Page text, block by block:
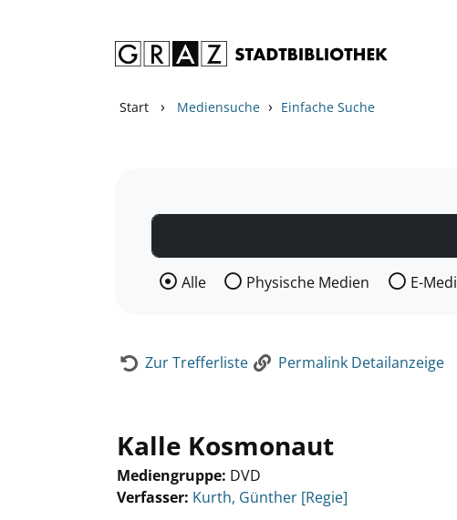
Start › Mediensuche › Einfache Suche
Wählen Sie die Medienart nach der Sie
Alle Physische Medien E-
Zur Trefferliste Permalink Detailanzeige
Kalle Kosmonaut
Mediengruppe: DVD
Verfasser: Suche nach diesem Verfasser
Kurth, Günther [Regie]